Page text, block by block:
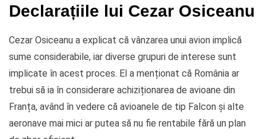
Declarațiile lui Cezar Osiceanu
Cezar Osiceanu a explicat că vânzarea unui avion implică
sume considerabile, iar diverse grupuri de interese sunt
implicate în acest proces. El a menționat că România ar
trebui să ia în considerare achiziționarea de avioane din
Franța, având în vedere că avioanele de tip Falcon și alte
aeronave mai mici ar putea să nu fie rentabile fără un plan